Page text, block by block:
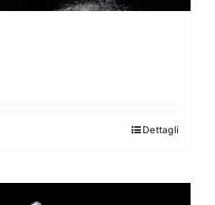
Dettagli